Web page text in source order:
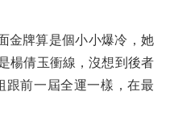
牌算是個小小爆冷，她
楊倩玉衝線，沒想到後者
跟前一屆全運一樣，在最